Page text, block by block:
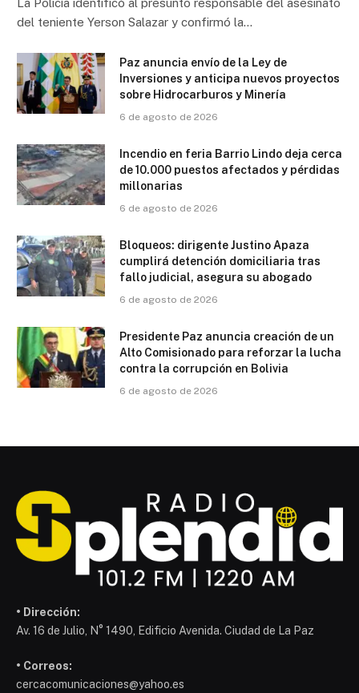
del teniente Yerson Salazar y confirmó la…
Paz anuncia envío de la Ley de
Inversiones y anticipa nuevos proyectos
sobre Hidrocarburos y Minería
6 de agosto de 2026
Incendio en feria Barrio Lindo deja cerca
de 10.000 puestos afectados y pérdidas
millonarias
6 de agosto de 2026
Bloqueos: dirigente Justino Apaza
cumplirá detención domiciliaria tras
fallo judicial, asegura su abogado
6 de agosto de 2026
Presidente Paz anuncia creación de un
Alto Comisionado para reforzar la lucha
contra la corrupción en Bolivia
6 de agosto de 2026
• Dirección:
Av. 16 de Julio, N° 1490, Edificio Avenida. Ciudad de La Paz
• Correos:
cercacomunicaciones@yahoo.es